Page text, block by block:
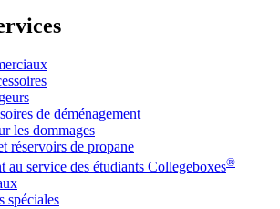
de déménagement
les dommages
réservoirs de propane
au service des étudiants Collegeboxes®
spéciales